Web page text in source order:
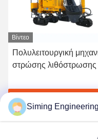
Βίντεο
Πολυλειτουργική
στρώσης λιθόστρωσης
Πάρτε την καλύτερη
Siming Engineering